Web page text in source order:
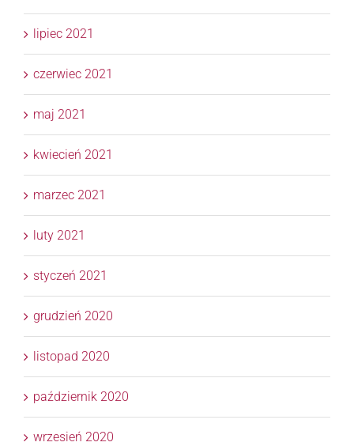
lipiec 2021
czerwiec 2021
maj 2021
kwiecień 2021
marzec 2021
luty 2021
styczeń 2021
grudzień 2020
listopad 2020
październik 2020
wrzesień 2020